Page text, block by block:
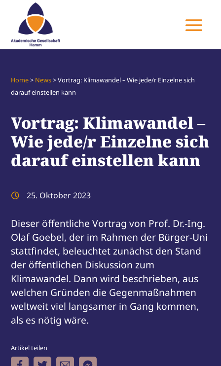
Home> News>Vortrag: Klimawandel – Wie jede/r Einzelne sich
darauf einstellen kann
Vortrag: Klimawandel –
Wie jede/r Einzelne sich
darauf einstellen kann
 25. Oktober 2023
Dieser öffentliche Vortrag von Prof. Dr.-Ing.
Olaf Goebel, der im Rahmen der Bürger-Uni
stattfindet, beleuchtet zunächst den Stand
der öffentlichen Diskussion zum
Klimawandel. Dann wird beschrieben, aus
welchen Gründen die Gegenmaßnahmen
weltweit viel langsamer in Gang kommen,
als es nötig wäre.
Artikel teilen